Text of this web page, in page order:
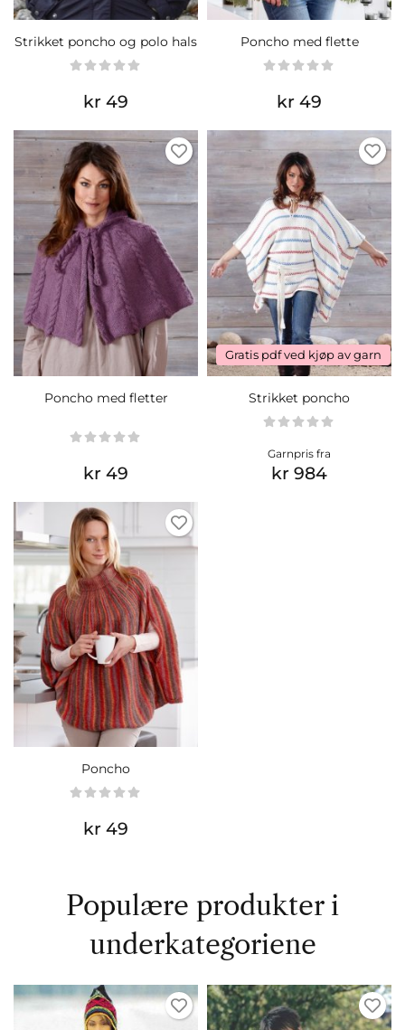
Strikket poncho og polo hals
kr 49
Poncho med flette
kr 49
Poncho med fletter
kr 49
Gratis pdf ved kjøp av garn
Strikket poncho
Garnpris fra
kr 984
Poncho
kr 49
Populære produkter i
underkategoriene